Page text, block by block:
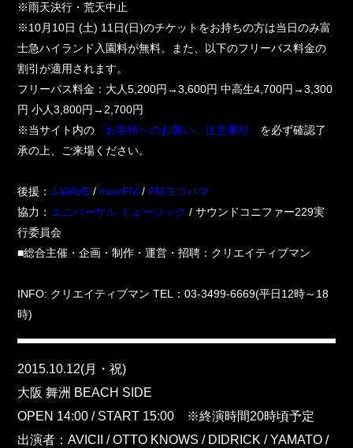
※雨天決行・荒天中止
※10月10日 (土) 11日(日)のチケットをお持ちの方は当日のみ富
士急ハイランド入園料が無料。また、以下のフリーパス料金の
割引が適用されます。
フリーパス料金：大人5,200円→3,600円 中高生4,700円→3,300
円 小人3,800円→2,700円
※当サイト内の 「お客様へのお願い、注意事項」 を必ず確認了
承の上、ご来場ください。
後援：J-WAVE / InterFM / FMヨコハマ
協力：ユニバーサル ミュージック / サウンドコニファー229実
行委員会
■総合主催・企画・制作・運営・招聘：クリエイティブマン
INFO: クリエイティブマン TEL：03-3499-6669(平日12時～18
時)
.
2015.10.12(月・祝)
大阪 舞洲 BEACH SIDE
OPEN 14:00 / START 15:00 ※終演時間20時頃予定
出演者：AVICII / OTTO KNOWS / DIDRICK / YAMATO /